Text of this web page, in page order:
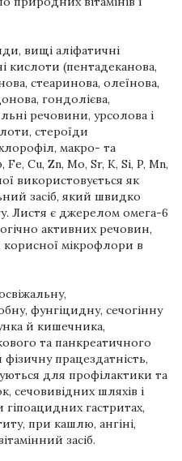
вищі аліфатичні
кислоти (пентадеканова,
стеаринова, олеїнова,
гондолієва,
речовини, урсолова і
стероїди
макро- та
Cu, Zn, Mo, Sr, K, Si, P, Mn,
використовується як
засіб, який швидко
Листя є джерелом омега-6
активних речовин,
корисної мікрофлори в
фунгіцидну, сечогінну
й кишечника,
та панкреатичного
працездатність,
для профілактики та
сечовивідних шляхів і
гіпоацидних гастритах,
при кашлю, ангіні,
засіб.